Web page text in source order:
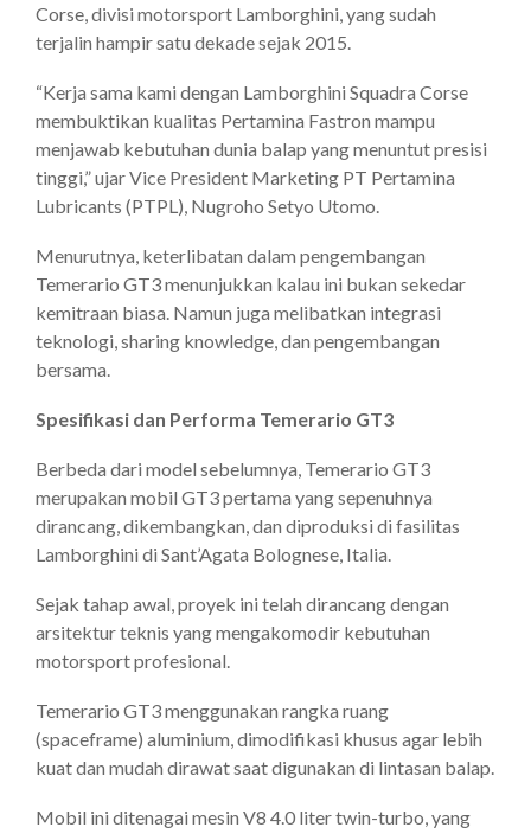
Corse, divisi motorsport Lamborghini, yang sudah
terjalin hampir satu dekade sejak 2015.
“Kerja sama kami dengan Lamborghini Squadra Corse
membuktikan kualitas Pertamina Fastron mampu
menjawab kebutuhan dunia balap yang menuntut presisi
tinggi,” ujar Vice President Marketing PT Pertamina
Lubricants (PTPL), Nugroho Setyo Utomo.
Menurutnya, keterlibatan dalam pengembangan
Temerario GT3 menunjukkan kalau ini bukan sekedar
kemitraan biasa. Namun juga melibatkan integrasi
teknologi, sharing knowledge, dan pengembangan
bersama.
Spesifikasi dan Performa Temerario GT3
Berbeda dari model sebelumnya, Temerario GT3
merupakan mobil GT3 pertama yang sepenuhnya
dirancang, dikembangkan, dan diproduksi di fasilitas
Lamborghini di Sant’Agata Bolognese, Italia.
Sejak tahap awal, proyek ini telah dirancang dengan
arsitektur teknis yang mengakomodir kebutuhan
motorsport profesional.
Temerario GT3 menggunakan rangka ruang
(spaceframe) aluminium, dimodifikasi khusus agar lebih
kuat dan mudah dirawat saat digunakan di lintasan balap.
Mobil ini ditenagai mesin V8 4.0 liter twin-turbo, yang